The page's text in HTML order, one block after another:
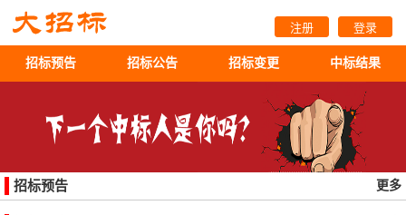
注册 登录
招标预告 招标公告 招标变更 中标结果
招标预告 更多